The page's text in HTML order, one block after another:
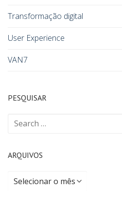
Transformação digital
User Experience
VAN7
PESQUISAR
ARQUIVOS